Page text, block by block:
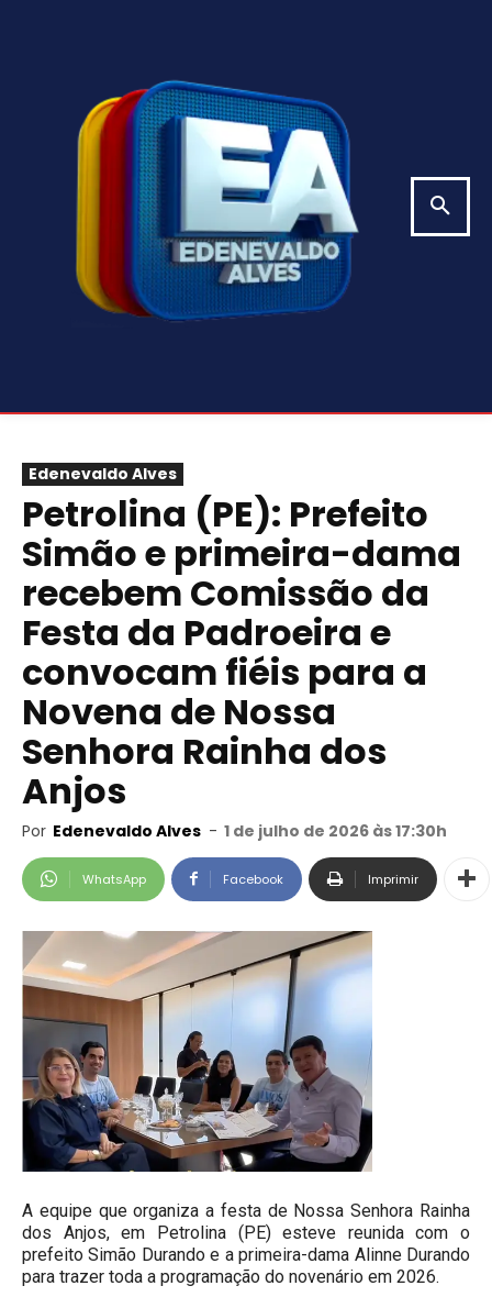
Edenevaldo Alves
Petrolina (PE): Prefeito
Simão e primeira-dama
recebem Comissão da
Festa da Padroeira e
convocam fiéis para a
Novena de Nossa
Senhora Rainha dos
Anjos
Por Edenevaldo Alves - 1 de julho de 2026 às 17:30h
WhatsApp Facebook Imprimir
A equipe que organiza a festa de Nossa Senhora Rainha
dos Anjos, em Petrolina (PE) esteve reunida com o
prefeito Simão Durando e a primeira-dama Alinne Durando
para trazer toda a programação do novenário em 2026.